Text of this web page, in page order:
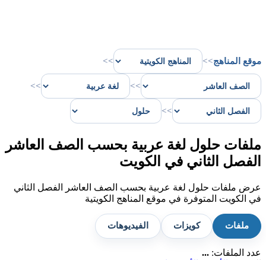
موقع المناهج>>
>>
>>
>>
>>
ملفات حلول لغة عربية بحسب الصف العاشر
الفصل الثاني في الكويت
عرض ملفات حلول لغة عربية بحسب الصف العاشر الفصل الثاني
في الكويت المتوفرة في موقع المناهج الكويتية
ملفات كويزات الفيديوهات
عدد الملفات: ...